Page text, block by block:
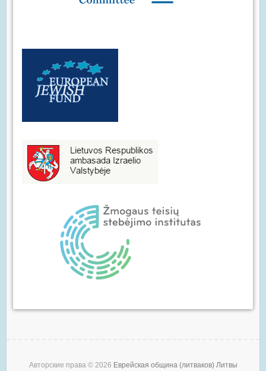
Авторские права © 2026 Еврейская община (литваков) Литвы